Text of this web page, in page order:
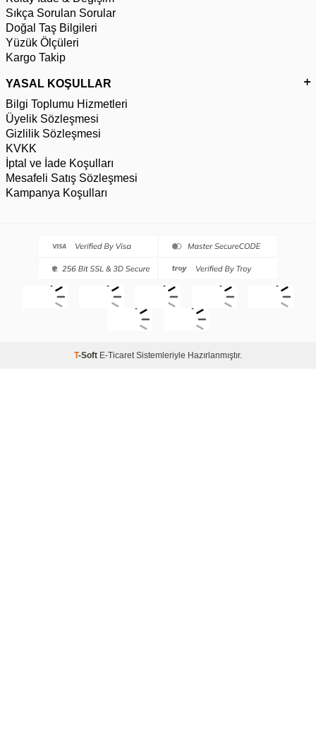
Sıkça Sorulan Sorular
Doğal Taş Bilgileri
Yüzük Ölçüleri
Kargo Takip
YASAL KOŞULLAR
Bilgi Toplumu Hizmetleri
Üyelik Sözleşmesi
Gizlilik Sözleşmesi
KVKK
İptal ve İade Koşulları
Mesafeli Satış Sözleşmesi
Kampanya Koşulları
T-Soft E-Ticaret Sistemleriyle Hazırlanmıştır.